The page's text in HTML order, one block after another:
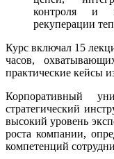
контроля и
рекуперации
Курс включал 15
часов,
практические кейсы
Корпоративный
стратегический
высокий уровень
роста компании,
компетенций